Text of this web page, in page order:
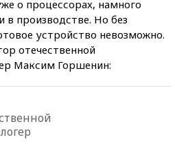
о процессорах, намного
в производстве. Но без
устройство невозможно.
отечественной
Максим Горшенин: